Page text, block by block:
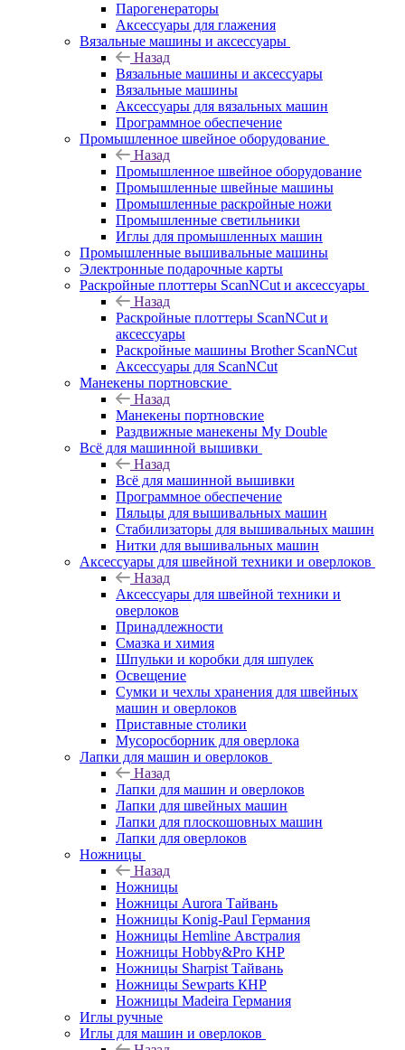
Парогенераторы
Аксессуары для глажения
Вязальные машины и аксессуары
Назад
Вязальные машины и аксессуары
Вязальные машины
Аксессуары для вязальных машин
Программное обеспечение
Промышленное швейное оборудование
Назад
Промышленное швейное оборудование
Промышленные швейные машины
Промышленные раскройные ножи
Промышленные светильники
Иглы для промышленных машин
Промышленные вышивальные машины
Электронные подарочные карты
Раскройные плоттеры ScanNCut и аксессуары
Назад
Раскройные плоттеры ScanNCut и
аксессуары
Раскройные машины Brother ScanNCut
Аксессуары для ScanNCut
Манекены портновские
Назад
Манекены портновские
Раздвижные манекены My Double
Всё для машинной вышивки
Назад
Всё для машинной вышивки
Программное обеспечение
Пяльцы для вышивальных машин
Стабилизаторы для вышивальных машин
Нитки для вышивальных машин
Аксессуары для швейной техники и оверлоков
Назад
Аксессуары для швейной техники и
оверлоков
Принадлежности
Смазка и химия
Шпульки и коробки для шпулек
Освещение
Сумки и чехлы хранения для швейных
машин и оверлоков
Приставные столики
Мусоросборник для оверлока
Лапки для машин и оверлоков
Назад
Лапки для машин и оверлоков
Лапки для швейных машин
Лапки для плоскошовных машин
Лапки для оверлоков
Ножницы
Назад
Ножницы
Ножницы Aurora Тайвань
Ножницы Konig-Paul Германия
Ножницы Hemline Австралия
Ножницы Hobby&Pro КНР
Ножницы Sharpist Тайвань
Ножницы Sewparts КНР
Ножницы Madeira Германия
Иглы ручные
Иглы для машин и оверлоков